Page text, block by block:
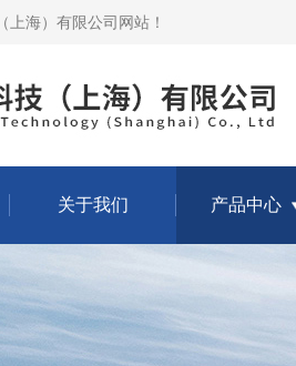
上海）有限公司网站 ！
关于我们 产品中心